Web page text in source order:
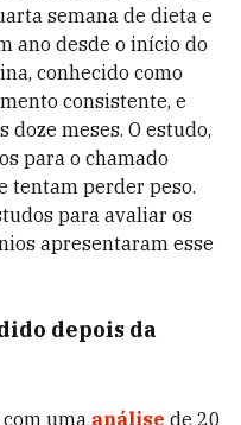
semana de dieta e
ano desde o início do
conhecido como
consistente, e
meses. O estudo,
para o chamado
tentam perder peso.
para avaliar os
apresentaram esse
depois da
com uma análise de 20